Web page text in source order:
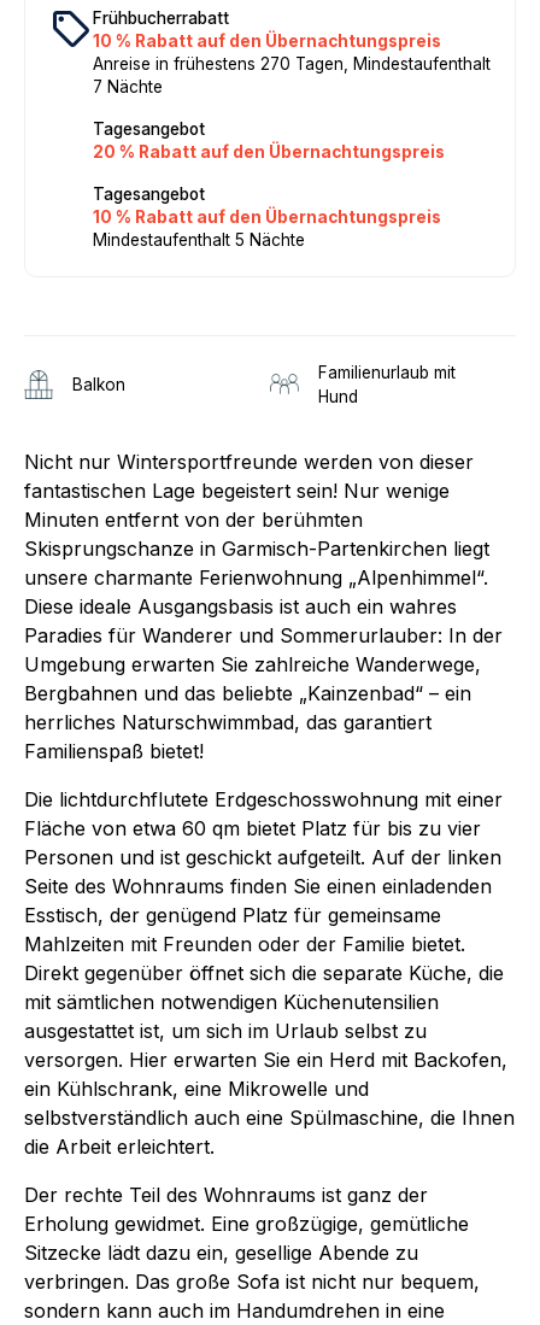
local_offer Frühbucherrabatt
10 % Rabatt auf den Übernachtungspreis
Anreise in frühestens 270 Tagen, Mindestaufenthalt
7 Nächte
Tagesangebot
20 % Rabatt auf den Übernachtungspreis
Tagesangebot
10 % Rabatt auf den Übernachtungspreis
Mindestaufenthalt 5 Nächte
Balkon
Familienurlaub mit
Hund
Nicht nur Wintersportfreunde werden von dieser
fantastischen Lage begeistert sein! Nur wenige
Minuten entfernt von der berühmten
Skisprungschanze in Garmisch-Partenkirchen liegt
unsere charmante Ferienwohnung „Alpenhimmel“.
Diese ideale Ausgangsbasis ist auch ein wahres
Paradies für Wanderer und Sommerurlauber: In der
Umgebung erwarten Sie zahlreiche Wanderwege,
Bergbahnen und das beliebte „Kainzenbad“ – ein
herrliches Naturschwimmbad, das garantiert
Familienspaß bietet!
Die lichtdurchflutete Erdgeschosswohnung mit einer
Fläche von etwa 60 qm bietet Platz für bis zu vier
Personen und ist geschickt aufgeteilt. Auf der linken
Seite des Wohnraums finden Sie einen einladenden
Esstisch, der genügend Platz für gemeinsame
Mahlzeiten mit Freunden oder der Familie bietet.
Direkt gegenüber öffnet sich die separate Küche, die
mit sämtlichen notwendigen Küchenutensilien
ausgestattet ist, um sich im Urlaub selbst zu
versorgen. Hier erwarten Sie ein Herd mit Backofen,
ein Kühlschrank, eine Mikrowelle und
selbstverständlich auch eine Spülmaschine, die Ihnen
die Arbeit erleichtert.
Der rechte Teil des Wohnraums ist ganz der
Erholung gewidmet. Eine großzügige, gemütliche
Sitzecke lädt dazu ein, gesellige Abende zu
verbringen. Das große Sofa ist nicht nur bequem,
sondern kann auch im Handumdrehen in eine